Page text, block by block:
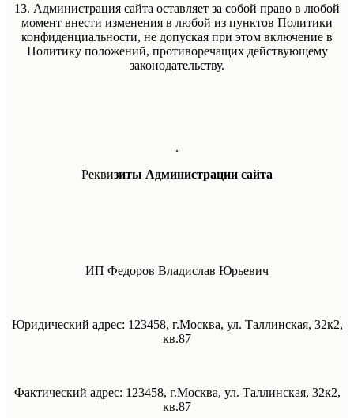
13. Администрация сайта оставляет за собой право в любой
момент внести изменения в любой из пунктов Политики
конфиденциальности, не допуская при этом включение в
Политику положений, противоречащих действующему
законодательству.
.
Реквизиты Администрации сайта
ИП Федоров Владислав Юрьевич
Юридический адрес: 123458, г.Москва, ул. Таллинская, 32к2,
кв.87
Фактический адрес: 123458, г.Москва, ул. Таллинская, 32к2,
кв.87